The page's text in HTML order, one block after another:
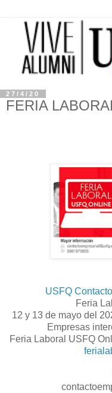
27/4/20
FERIA
USFQ
Feria
12 y 13 de mayo del
Empresas
Feria Laboral USFQ